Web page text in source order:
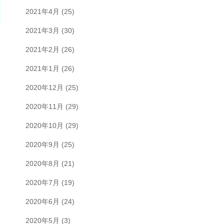
2021年4月 (25)
2021年3月 (30)
2021年2月 (26)
2021年1月 (26)
2020年12月 (25)
2020年11月 (29)
2020年10月 (29)
2020年9月 (25)
2020年8月 (21)
2020年7月 (19)
2020年6月 (24)
2020年5月 (3)